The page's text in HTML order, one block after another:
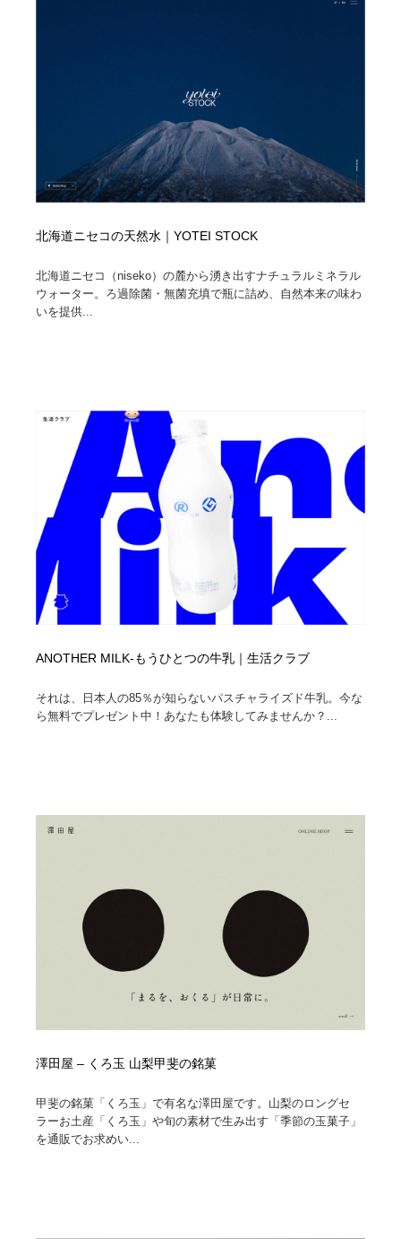
北海道ニセコの天然水｜YOTEI STOCK
北海道ニセコ（niseko）の麓から湧き出すナチュラルミネラル
ウォーター。ろ過除菌・無菌充填で瓶に詰め、自然本来の味わ
いを提供...
ANOTHER MILK-もうひとつの牛乳｜生活クラブ
それは、日本人の85％が知らないパスチャライズド牛乳。今な
ら無料でプレゼント中！あなたも体験してみませんか？...
澤田屋 – くろ玉 山梨甲斐の銘菓
甲斐の銘菓「くろ玉」で有名な澤田屋です。山梨のロングセ
ラーお土産「くろ玉」や旬の素材で生み出す「季節の玉菓子」
を通販でお求めい...